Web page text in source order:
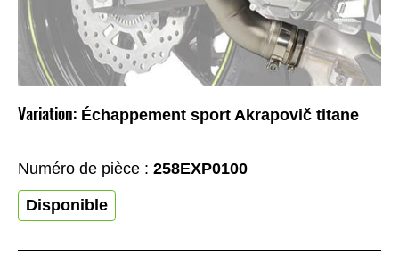
Variation: Échappement sport Akrapovič titane
Numéro de pièce : 258EXP0100
Disponible